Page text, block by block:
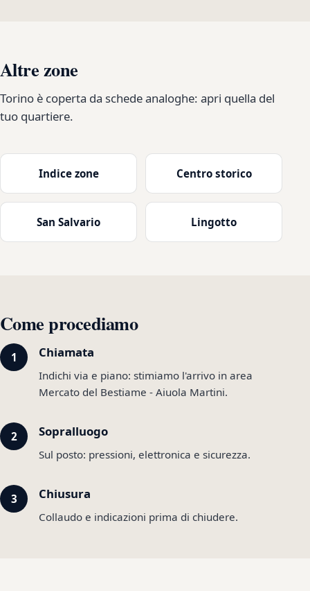
Altre zone
Torino è coperta da schede analoghe: apri quella del
tuo quartiere.
Indice zone Centro storico
San Salvario Lingotto
Come procediamo
Chiamata
Indichi via e piano: stimiamo l'arrivo in area
Mercato del Bestiame - Aiuola Martini.
Sopralluogo
Sul posto: pressioni, elettronica e sicurezza.
Chiusura
Collaudo e indicazioni prima di chiudere.